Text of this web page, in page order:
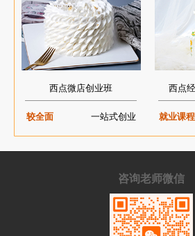
西点微店创业班
较全面 一站式创业
西点
就业课程
咨询老师微信